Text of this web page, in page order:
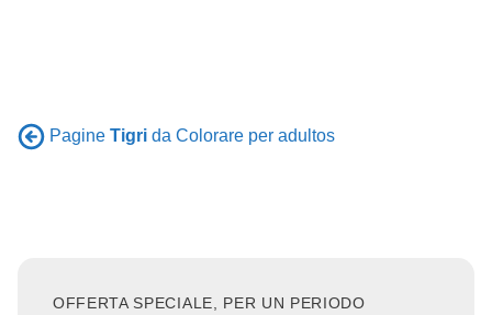
Pagine Tigri da Colorare per adultos
OFFERTA SPECIALE, PER UN PERIODO